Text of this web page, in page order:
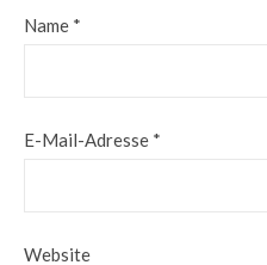
Name *
E-Mail-Adresse *
Website